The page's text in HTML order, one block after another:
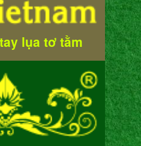
lụa tơ tằm